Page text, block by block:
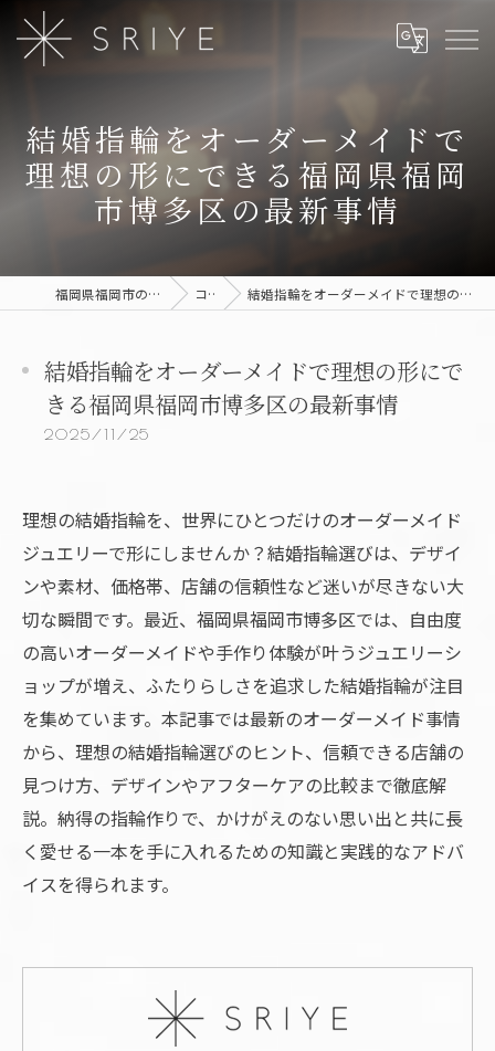
結婚指輪をオーダーメイドで
理想の形にできる福岡県福岡
市博多区の最新事情
福岡県福岡市のジュエリーならSRIYE コラム 結婚指輪をオーダーメイドで理想の形にできる福岡県福岡市博多区の最新事情
結婚指輪をオーダーメイドで理想の形にで
きる福岡県福岡市博多区の最新事情
2025/11/25
理想の結婚指輪を、世界にひとつだけのオーダーメイド
ジュエリーで形にしませんか？結婚指輪選びは、デザイ
ンや素材、価格帯、店舗の信頼性など迷いが尽きない大
切な瞬間です。最近、福岡県福岡市博多区では、自由度
の高いオーダーメイドや手作り体験が叶うジュエリーシ
ョップが増え、ふたりらしさを追求した結婚指輪が注目
を集めています。本記事では最新のオーダーメイド事情
から、理想の結婚指輪選びのヒント、信頼できる店舗の
見つけ方、デザインやアフターケアの比較まで徹底解
説。納得の指輪作りで、かけがえのない思い出と共に長
く愛せる一本を手に入れるための知識と実践的なアドバ
イスを得られます。